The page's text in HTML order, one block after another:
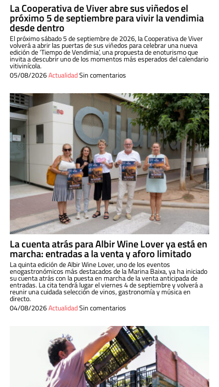
La Cooperativa de Viver abre sus viñedos el
próximo 5 de septiembre para vivir la vendimia
desde dentro
El próximo sábado 5 de septiembre de 2026, la Cooperativa de Viver
volverá a abrir las puertas de sus viñedos para celebrar una nueva
edición de ‘Tiempo de Vendimia’, una propuesta de enoturismo que
invita a descubrir uno de los momentos más esperados del calendario
vitivinícola.
05/08/2026ActualidadSin comentarios
La cuenta atrás para Albir Wine Lover ya está en
marcha: entradas a la venta y aforo limitado
La quinta edición de Albir Wine Lover, uno de los eventos
enogastronómicos más destacados de la Marina Baixa, ya ha iniciado
su cuenta atrás con la puesta en marcha de la venta anticipada de
entradas. La cita tendrá lugar el viernes 4 de septiembre y volverá a
reunir una cuidada selección de vinos, gastronomía y música en
directo.
04/08/2026ActualidadSin comentarios